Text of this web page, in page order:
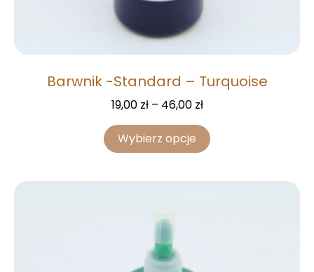
Barwnik -Standard – Turquoise
19,00 zł – 46,00 zł
Wybierz opcje